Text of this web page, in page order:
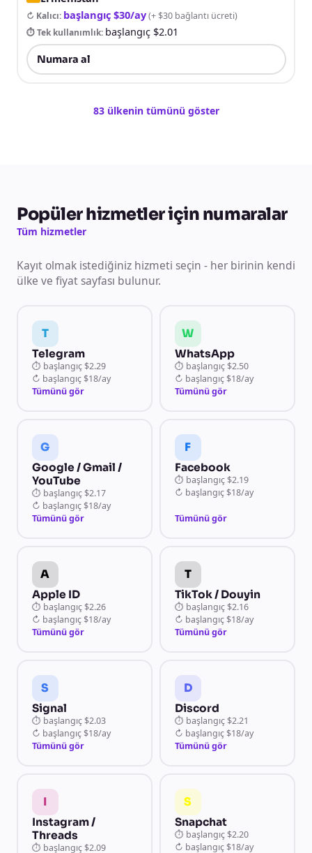
↻ Kalıcı: başlangıç $30/ay(+ $30 bağlantı ücreti)
⏱ Tek kullanımlık: başlangıç $2.01
Numara al
83 ülkenin tümünü göster
Popüler hizmetler için numaralar
Tüm hizmetler
Kayıt olmak istediğiniz hizmeti seçin - her birinin kendi
ülke ve fiyat sayfası bulunur.
T
Telegram
⏱ başlangıç $2.29
↻ başlangıç $18/ay
Tümünü gör
W
WhatsApp
⏱ başlangıç $2.50
↻ başlangıç $18/ay
Tümünü gör
G
Google / Gmail /
YouTube
⏱ başlangıç $2.17
↻ başlangıç $18/ay
Tümünü gör
F
Facebook
⏱ başlangıç $2.19
↻ başlangıç $18/ay
Tümünü gör
A
Apple ID
⏱ başlangıç $2.26
↻ başlangıç $18/ay
Tümünü gör
T
TikTok / Douyin
⏱ başlangıç $2.16
↻ başlangıç $18/ay
Tümünü gör
S
Signal
⏱ başlangıç $2.03
↻ başlangıç $18/ay
Tümünü gör
D
Discord
⏱ başlangıç $2.21
↻ başlangıç $18/ay
Tümünü gör
I
Instagram /
Threads
⏱ başlangıç $2.09
S
Snapchat
⏱ başlangıç $2.20
↻ başlangıç $18/ay